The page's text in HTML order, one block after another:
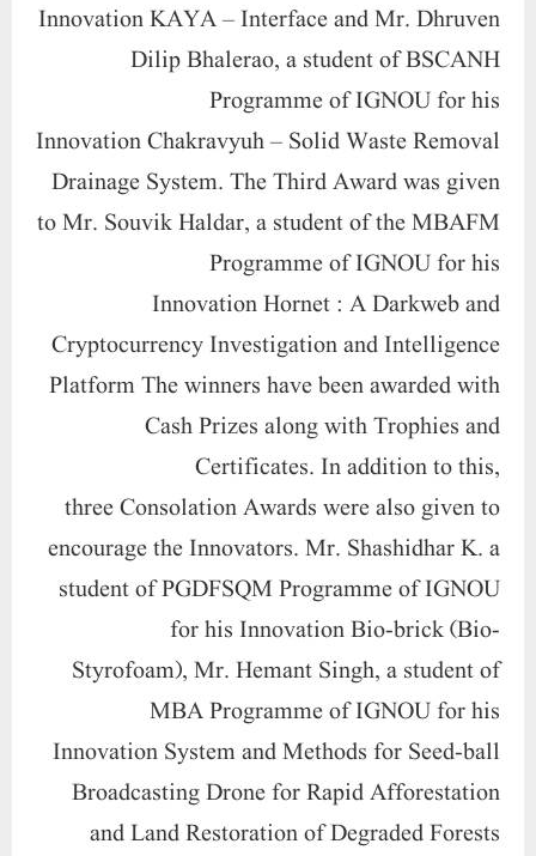
InnovationKAYA – InterfaceandMr. Dhruven
Dilip Bhalerao, a student of BSCANH
Programme of IGNOU for his
InnovationChakravyuh – Solid Waste Removal
Drainage System. TheThird Awardwas given
toMr. Souvik Haldar, a student of the MBAFM
Programme of IGNOU for his
InnovationHornet : A Darkweb and
Cryptocurrency Investigation and Intelligence
PlatformThe winners have been awarded with
Cash Prizes along with Trophies and
Certificates. In addition to this,
threeConsolation Awards were also given to
encourage the Innovators. Mr. Shashidhar K. a
student of PGDFSQM Programme of IGNOU
for his Innovation Bio-brick(Bio-
Styrofoam), Mr. Hemant Singh, a student of
MBA Programme of IGNOU for his
Innovation System and Methods for Seed-ball
Broadcasting Drone for Rapid Afforestation
and Land Restoration of Degraded Forests